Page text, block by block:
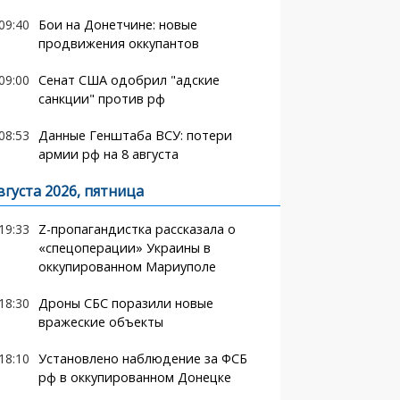
Бои на Донетчине: новые
продвижения оккупантов
Сенат США одобрил "адские
санкции" против рф
Данные Генштаба ВСУ: потери
армии рф на 8 августа
2026, пятница
Z-пропагандистка рассказала о
«спецоперации» Украины в
оккупированном Мариуполе
Дроны СБС поразили новые
вражеские объекты
Установлено наблюдение за ФСБ
рф в оккупированном Донецке